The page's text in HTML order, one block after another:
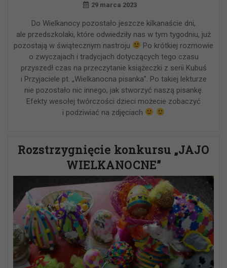
29 marca 2023
Do Wielkanocy pozostało jeszcze kilkanaście dni,
ale przedszkolaki, które odwiedziły nas w tym tygodniu, już
pozostają w świątecznym nastroju
Po krótkiej rozmowie
o zwyczajach i tradycjach dotyczących tego czasu
przyszedł czas na przeczytanie książeczki z serii Kubuś
i Przyjaciele pt. „Wielkanocna pisanka”. Po takiej lekturze
nie pozostało nic innego, jak stworzyć naszą pisankę.
Efekty wesołej twórczości dzieci możecie zobaczyć
i podziwiać na zdjęciach
Rozstrzygnięcie konkursu „JAJO
WIELKANOCNE”